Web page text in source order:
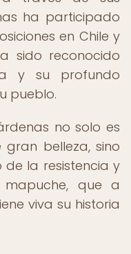
ha participado
en Chile y
sido reconocido
y su profundo
pueblo.
no solo es
belleza, sino
de la resistencia y
que a
viva su historia